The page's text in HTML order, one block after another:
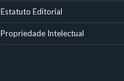
Estatuto Editorial
Propriedade Intelectual